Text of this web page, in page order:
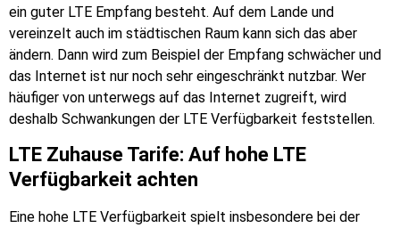
ein guter LTE Empfang besteht. Auf dem Lande und
vereinzelt auch im städtischen Raum kann sich das aber
ändern. Dann wird zum Beispiel der Empfang schwächer und
das Internet ist nur noch sehr eingeschränkt nutzbar. Wer
häufiger von unterwegs auf das Internet zugreift, wird
deshalb Schwankungen der LTE Verfügbarkeit feststellen.
LTE Zuhause Tarife: Auf hohe LTE
Verfügbarkeit achten
Eine hohe LTE Verfügbarkeit spielt insbesondere bei der